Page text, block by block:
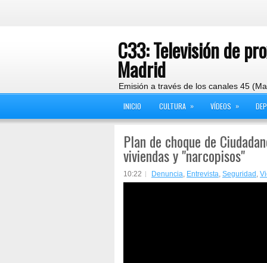
C33: Televisión de
Madrid
Emisión a través de los canales 45
INICIO CULTURA » VÍDEOS »
Plan de choque de
viviendas y "narcopisos"
10:22 Denuncia, Entrevista, Seguridad ,